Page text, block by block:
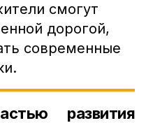
смогут
дорогой,
современные
развития